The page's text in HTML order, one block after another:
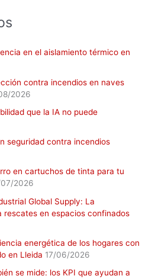
en el aislamiento térmico en
contra incendios en naves
2026
que la IA no puede
seguridad contra incendios
en cartuchos de tinta para tu
07/2026
Global Supply: La
rescates en espacios confinados
energética de los hogares con
en Lleida 17/06/2026
se mide: los KPI que ayudan a